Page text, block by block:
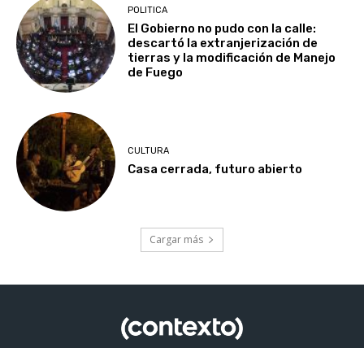
POLITICA
El Gobierno no pudo con la calle:
descartó la extranjerización de
tierras y la modificación de Manejo
de Fuego
CULTURA
Casa cerrada, futuro abierto
Cargar más